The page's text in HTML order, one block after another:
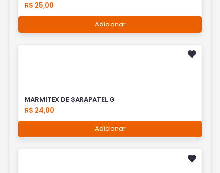
R$ 25,00
Adicionar
MARMITEX DE SARAPATEL G
R$ 24,00
Adicionar